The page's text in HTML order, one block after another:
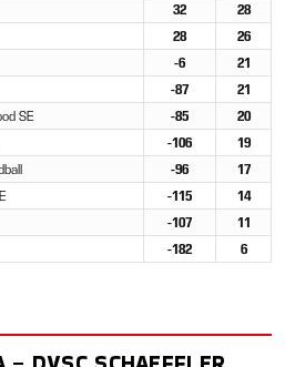
32
28
28
26
-6
21
-87
21
SE -85
20
-106
19
-96
17
-115
14
-107
11
-182 6